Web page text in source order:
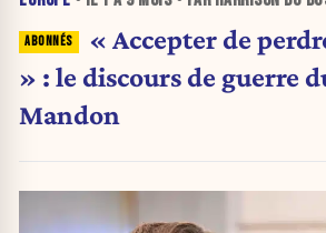
« Accepter de
» : le discours de guerre
Mandon